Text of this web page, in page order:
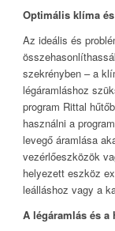
Optimális klíma
Az ideális és
szekrényben – a
légáramláshoz
program Rittal
használni a
levegő áramlása
vezérlőeszközök
helyezett eszköz
leálláshoz vagy a
A légáramlás és a